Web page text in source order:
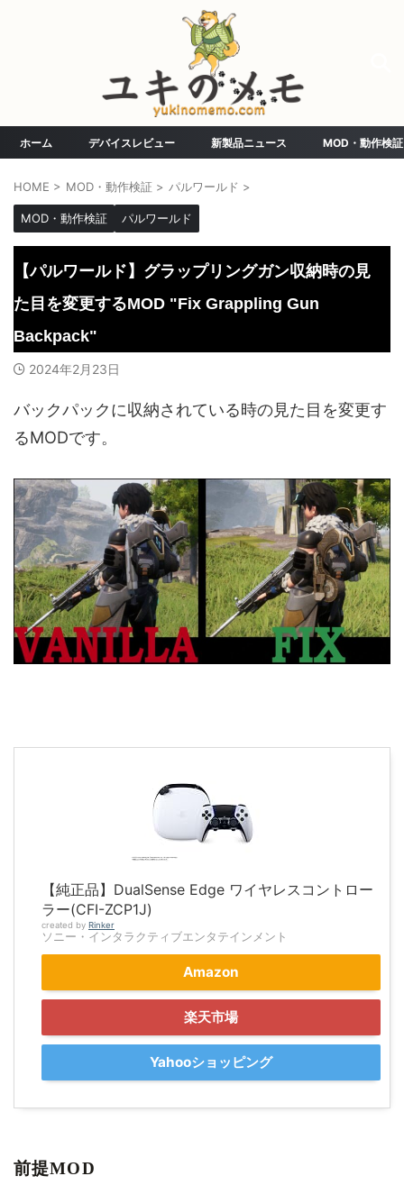
ホーム デバイスレビュー 新製品ニュース MOD・動作検証
HOME > MOD・動作検証 > パルワールド >
MOD・動作検証 パルワールド
【パルワールド】グラップリングガン収納時の見
た目を変更するMOD "Fix Grappling Gun
Backpack"
2024年2月23日
バックパックに収納されている時の見た目を変更す
るMODです。
【純正品】DualSense Edge ワイヤレスコントロー
ラー(CFI-ZCP1J)
created by Rinker
ソニー・インタラクティブエンタテインメント
Amazon
楽天市場
Yahooショッピング
前提MOD